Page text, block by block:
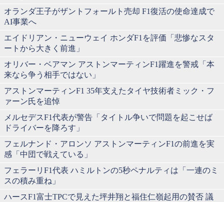
オランダ王子がザントフォールト売却 F1復活の使命達成で
AI事業へ
エイドリアン・ニューウェイ ホンダF1を評価「悲惨なスタ
ートから大きく前進」
オリバー・ベアマン アストンマーティンF1躍進を警戒「本
来なら争う相手ではない」
アストンマーティンF1 35年支えたタイヤ技術者ミック・フ
ァーン氏を追悼
メルセデスF1代表が警告「タイトル争いで問題を起こせば
ドライバーを降ろす」
フェルナンド・アロンソ アストンマーティンF1の前進を実
感「中団で戦えている」
フェラーリF1代表 ハミルトンの5秒ペナルティは「一連のミ
スの積み重ね」
ハースF1富士TPCで見えた坪井翔と福住仁嶺起用の賛否 議